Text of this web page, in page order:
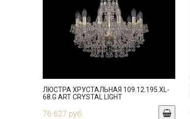
ЛЮСТРА ХРУСТАЛЬНАЯ 109.12.195.XL-
68.G ART CRYSTAL LIGHT
76 627 руб.